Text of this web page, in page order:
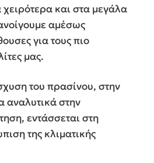
και στα μεγάλα
αμέσως
για τους πιο
μας.
του πρασίνου, στην
αναλυτικά στην
εντάσσεται στη
της κλιματικής